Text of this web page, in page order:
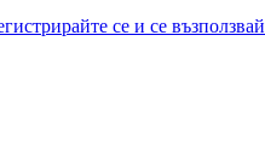
се и се